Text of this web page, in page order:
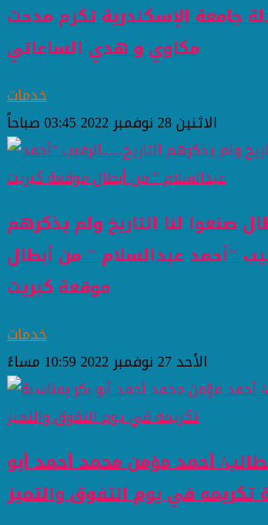
جامعة الإسكندرية تكرم مدحت
مكاوي و هدي الساعاتي
خدمات
الاثنين 28 نوفمبر 2022 03:45 صباحاً
صنعوا لنا التاريخ ولم يذكرهم
"أحمد عبدالسلام " من أبطال
موقعة كبريت
خدمات
الأحد 27 نوفمبر 2022 10:59 مساءً
أحمد مؤمن محمد أحمد أبو
تكريمه في يوم التفوق والتميز